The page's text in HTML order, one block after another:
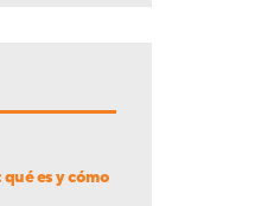
es y cómo